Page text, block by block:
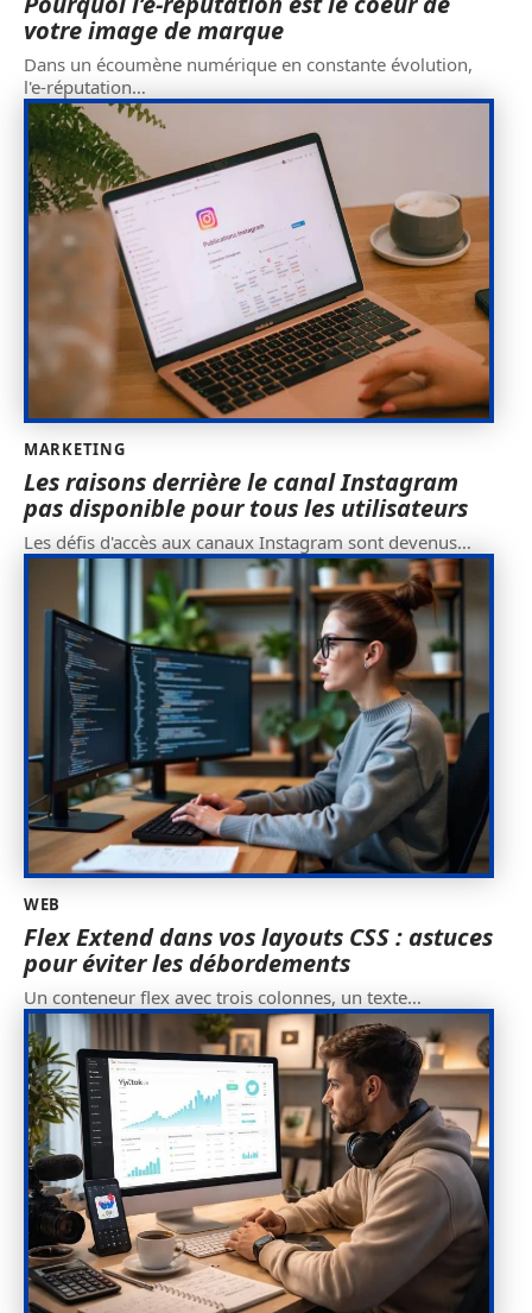
votre image de marque
Dans un écoumène numérique en constante évolution,
l'e-réputation…
MARKETING
Les raisons derrière le canal Instagram
pas disponible pour tous les utilisateurs
Les défis d'accès aux canaux Instagram sont devenus…
WEB
Flex Extend dans vos layouts CSS : astuces
pour éviter les débordements
Un conteneur flex avec trois colonnes, un texte…